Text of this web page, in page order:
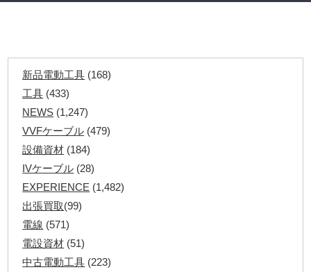
新品電動工具 (168)
工具 (433)
NEWS (1,247)
VVFケーブル (479)
設備資材 (184)
IVケーブル (28)
EXPERIENCE (1,482)
出張買取(99)
電線 (571)
電設資材 (51)
中古電動工具 (223)